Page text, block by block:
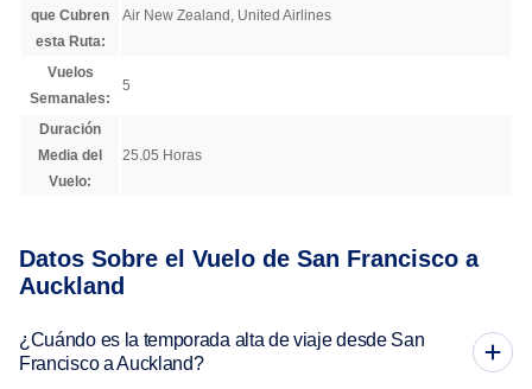
que Cubren
esta Ruta:
Air New Zealand, United Airlines
Vuelos
Semanales:
5
Duración
Media del
Vuelo:
25.05 Horas
Datos Sobre el Vuelo de San Francisco a
Auckland
¿Cuándo es la temporada alta de viaje desde San
Francisco a Auckland?